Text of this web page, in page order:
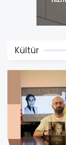
Kültür